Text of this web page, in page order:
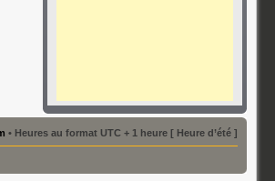
• Heures au format UTC + 1 heure [ Heure d’été ]